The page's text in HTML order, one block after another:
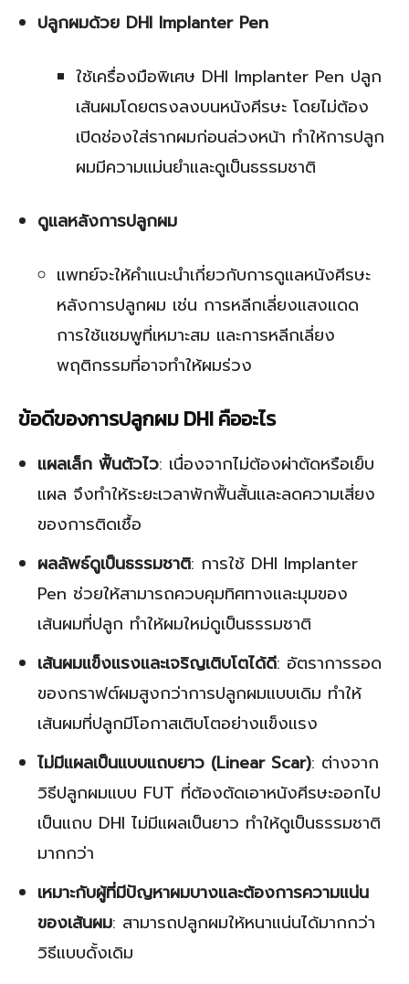
ปลูกผมด้วย DHI Implanter Pen
ใช้เครื่องมือพิเศษ DHI Implanter Pen ปลูก
เส้นผมโดยตรงลงบนหนังศีรษะ โดยไม่ต้อง
เปิดช่องใส่รากผมก่อนล่วงหน้า ทำให้การปลูก
ผมมีความแม่นยำและดูเป็นธรรมชาติ
ดูแลหลังการปลูกผม
แพทย์จะให้คำแนะนำเกี่ยวกับการดูแลหนังศีรษะ
หลังการปลูกผม เช่น การหลีกเลี่ยงแสงแดด
การใช้แชมพูที่เหมาะสม และการหลีกเลี่ยง
พฤติกรรมที่อาจทำให้ผมร่วง
ข้อดีของการปลูกผม DHI คืออะไร
แผลเล็ก ฟื้นตัวไว: เนื่องจากไม่ต้องผ่าตัดหรือเย็บ
แผล จึงทำให้ระยะเวลาพักฟื้นสั้นและลดความเสี่ยง
ของการติดเชื้อ
ผลลัพธ์ดูเป็นธรรมชาติ: การใช้ DHI Implanter
Pen ช่วยให้สามารถควบคุมทิศทางและมุมของ
เส้นผมที่ปลูก ทำให้ผมใหม่ดูเป็นธรรมชาติ
เส้นผมแข็งแรงและเจริญเติบโตได้ดี: อัตราการรอด
ของกราฟต์ผมสูงกว่าการปลูกผมแบบเดิม ทำให้
เส้นผมที่ปลูกมีโอกาสเติบโตอย่างแข็งแรง
ไม่มีแผลเป็นแบบแถบยาว (Linear Scar): ต่างจาก
วิธีปลูกผมแบบ FUT ที่ต้องตัดเอาหนังศีรษะออกไป
เป็นแถบ DHI ไม่มีแผลเป็นยาว ทำให้ดูเป็นธรรมชาติ
มากกว่า
เหมาะกับผู้ที่มีปัญหาผมบางและต้องการความแน่น
ของเส้นผม: สามารถปลูกผมให้หนาแน่นได้มากกว่า
วิธีแบบดั้งเดิม